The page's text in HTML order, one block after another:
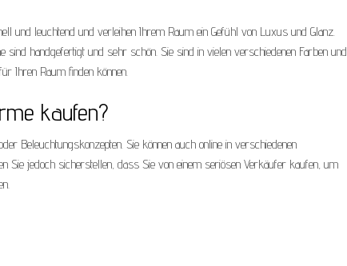
und leuchtend und verleihen Ihrem Raum ein Gefühl von Luxus und Glanz.
handgefertigt und sehr schön. Sie sind in vielen verschiedenen Farben und
Ihren Raum finden können.
kaufen?
Beleuchtungskonzepten. Sie können auch online in verschiedenen
Sie jedoch sicherstellen, dass Sie von einem seriösen Verkäufer kaufen, um